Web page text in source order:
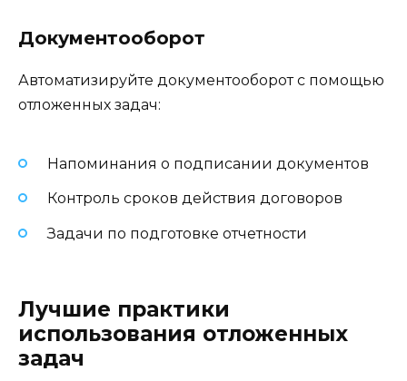
Документооборот
Автоматизируйте документооборот с помощью
отложенных задач:
Напоминания о подписании документов
Контроль сроков действия договоров
Задачи по подготовке отчетности
Лучшие практики
использования отложенных
задач